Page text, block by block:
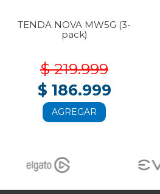
TENDA NOVA MW5G (3-
pack)
$ 219.999
$ 186.999
AGREGAR